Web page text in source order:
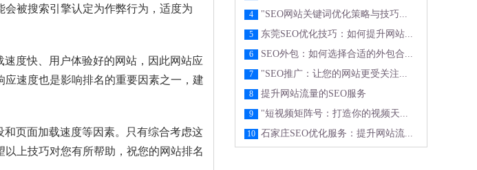
被搜索引擎认定为作弊行为，适度为
度快、用户体验好的网站，因此网站应
速度也是影响排名的重要因素之一，建
页面加载速度等因素。只有综合考虑这
上技巧对您有所帮助，祝您的网站排名
4 "SEO网站关键词优化策略与技巧...
5 东莞SEO优化技巧：如何提升网站...
6 SEO外包：如何选择合适的外包合...
7 "SEO推广：让您的网站更受关注...
8 提升网站流量的SEO服务
9 "短视频矩阵号：打造你的视频天...
10 石家庄SEO优化服务：提升网站流...